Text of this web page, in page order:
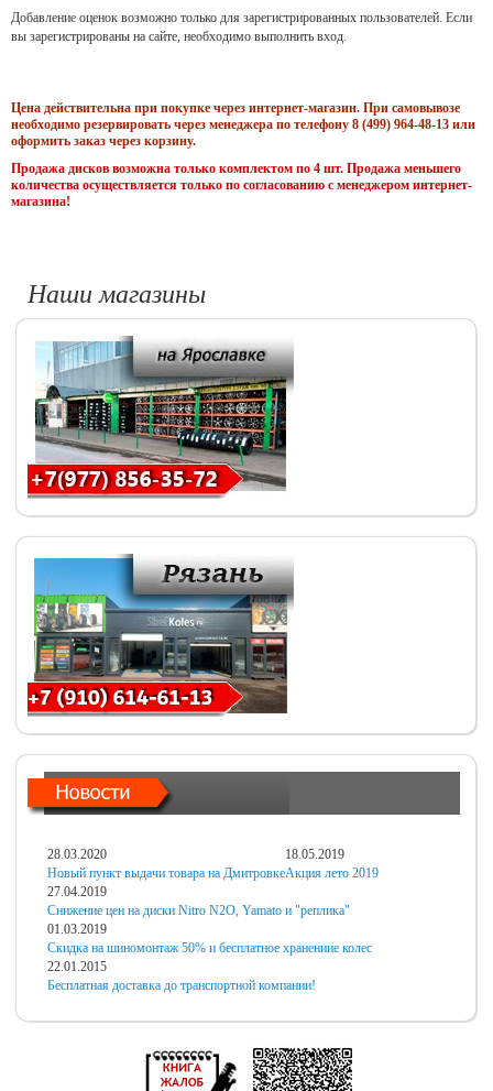
Добавление оценок возможно только для зарегистрированных пользователей. Если
вы зарегистрированы на сайте, необходимо выполнить вход.
Цена действительна при покупке через интернет-магазин. При самовывозе
необходимо резервировать через менеджера по телефону 8 (499) 964-48-13 или
оформить заказ через корзину.
Продажа дисков возможна только комплектом по 4 шт. Продажа меньшего
количества осуществляется только по согласованию с менеджером интернет-
магазина!
Наши магазины
28.03.2020
Новый пункт выдачи товара на Дмитровке
18.05.2019
Акция лето 2019
27.04.2019
Снижение цен на диски Nitro N2O, Yamato и "реплика"
01.03.2019
Скидка на шиномонтаж 50% и бесплатное хранениие колес
22.01.2015
Бесплатная доставка до транспортной компании!